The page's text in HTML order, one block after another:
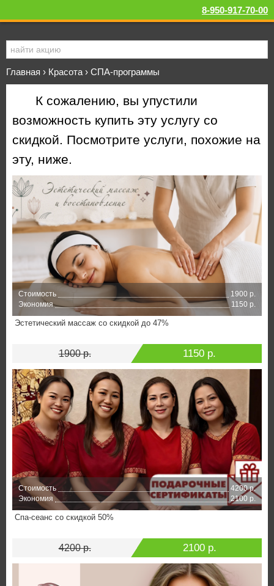
8-950-917-70-00
Главная › Красота › СПА-программы
К сожалению, вы упустили
возможность купить эту услугу со
скидкой. Посмотрите услуги, похожие на
эту, ниже.
Стоимость
1900 р.
Экономия
1150 р.
Эстетический массаж со скидкой до 47%
1900 р. 1150 р.
Стоимость
4200 р.
Экономия
2100 р.
Спа-сеанс со скидкой 50%
4200 р. 2100 р.